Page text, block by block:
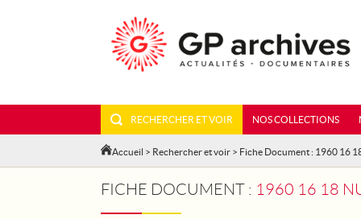
RECHERCHER ET VOIR NOS COLLECTIONS
Accueil > Rechercher et voir > Fiche Document : 1960 16
FICHE DOCUMENT : 1960 16 18